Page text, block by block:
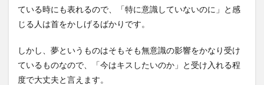
ている時にも表れるので、「特に意識していないのに」と感
じる人は首をかしげるばかりです。
しかし、夢というものはそもそも無意識の影響をかなり受け
ているものなので、「今はキスしたいのか」と受け入れる程
度で大丈夫と言えます。